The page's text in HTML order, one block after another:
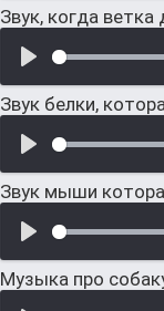
Звук, когда
Звук белки,
Звук мыши
Музыка про